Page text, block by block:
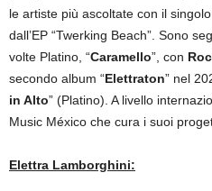
le artiste più ascoltate con il singolo
dall’EP “Twerking Beach”. Sono
volte Platino, “Caramello”, con
secondo album “Elettraton” nel
in Alto” (Platino). A livello
Music México che cura i suoi
Elettra Lamborghini: